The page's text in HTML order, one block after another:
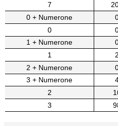
7
0 + Numerone
0
1 + Numerone
1
2
2 + Numerone
3 + Numerone
2
3